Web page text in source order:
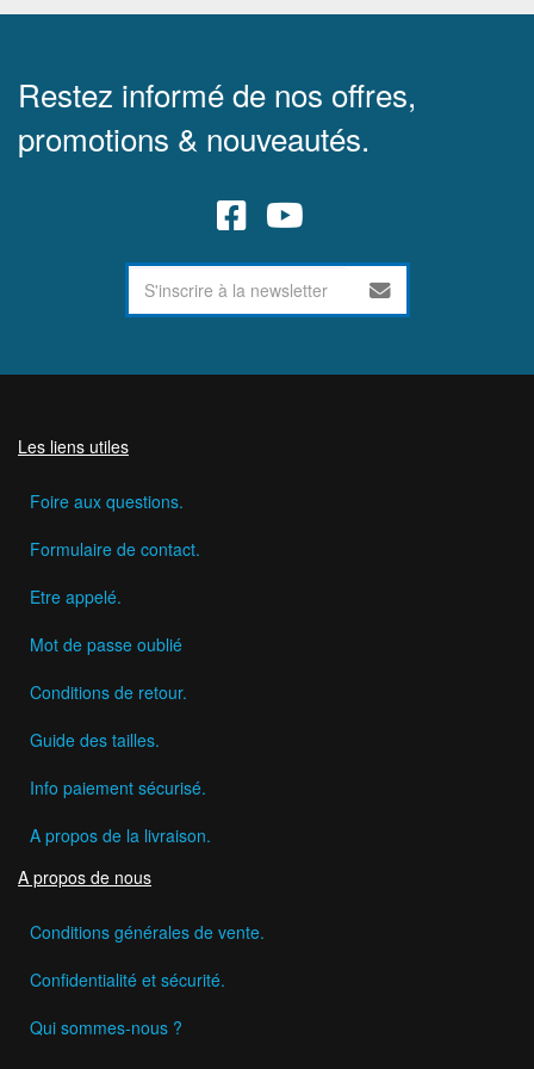
Restez informé de nos offres,
promotions & nouveautés.
Les liens utiles
Foire aux questions.
Formulaire de contact.
Etre appelé.
Mot de passe oublié
Conditions de retour.
Guide des tailles.
Info paiement sécurisé.
A propos de la livraison.
A propos de nous
Conditions générales de vente.
Confidentialité et sécurité.
Qui sommes-nous ?